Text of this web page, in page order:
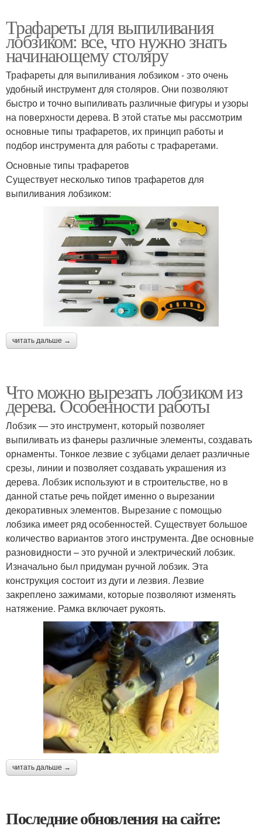
Трафареты для выпиливания
лобзиком: все, что нужно знать
начинающему столяру
Трафареты для выпиливания лобзиком - это очень
удобный инструмент для столяров. Они позволяют
быстро и точно выпиливать различные фигуры и узоры
на поверхности дерева. В этой статье мы рассмотрим
основные типы трафаретов, их принцип работы и
подбор инструмента для работы с трафаретами.
Основные типы трафаретов
Существует несколько типов трафаретов для
выпиливания лобзиком:
читать дальше →
Что можно вырезать лобзиком из
дерева. Особенности работы
Лобзик — это инструмент, который позволяет
выпиливать из фанеры различные элементы, создавать
орнаменты. Тонкое лезвие с зубцами делает различные
срезы, линии и позволяет создавать украшения из
дерева. Лобзик используют и в строительстве, но в
данной статье речь пойдет именно о вырезании
декоративных элементов. Вырезание с помощью
лобзика имеет ряд особенностей. Существует большое
количество вариантов этого инструмента. Две основные
разновидности – это ручной и электрический лобзик.
Изначально был придуман ручной лобзик. Эта
конструкция состоит из дуги и лезвия. Лезвие
закреплено зажимами, которые позволяют изменять
натяжение. Рамка включает рукоять.
читать дальше →
Последние обновления на сайте: